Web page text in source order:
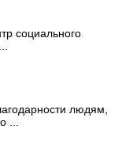
социального
людям,
...